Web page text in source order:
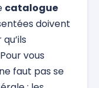
catalogue
doivent
vous
faut pas se